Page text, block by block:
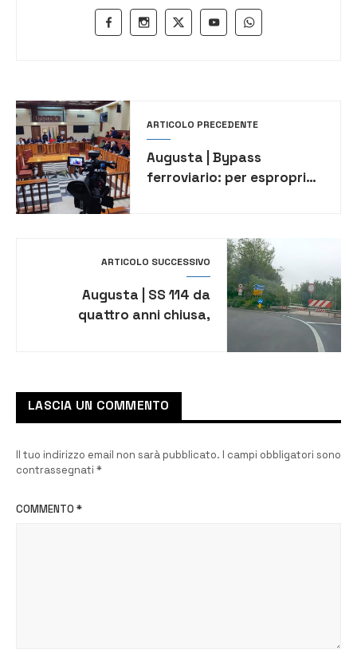
ARTICOLO PRECEDENTE
Augusta | Bypass
ferroviario: per espropri
ARTICOLO SUCCESSIVO
Augusta | SS 114 da
quattro anni chiusa,
LASCIA UN COMMENTO
Il tuo indirizzo email non sarà pubblicato. I campi obbligatori sono
contrassegnati *
COMMENTO *